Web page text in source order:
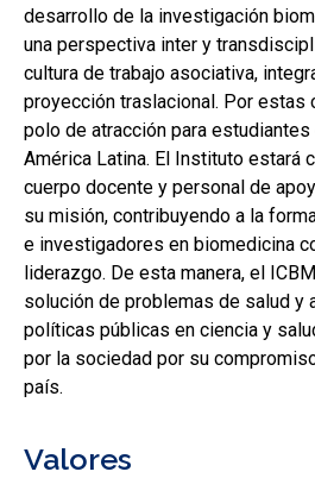
desarrollo de la investigación
una perspectiva inter y
cultura de trabajo asociativa,
proyección traslacional. Por estas
polo de atracción para
América Latina. El Instituto estará
cuerpo docente y personal de
su misión, contribuyendo a la
e investigadores en biomedicina
liderazgo. De esta manera, el
solución de problemas de salud y
políticas públicas en ciencia y
por la sociedad por su
país.
Valores